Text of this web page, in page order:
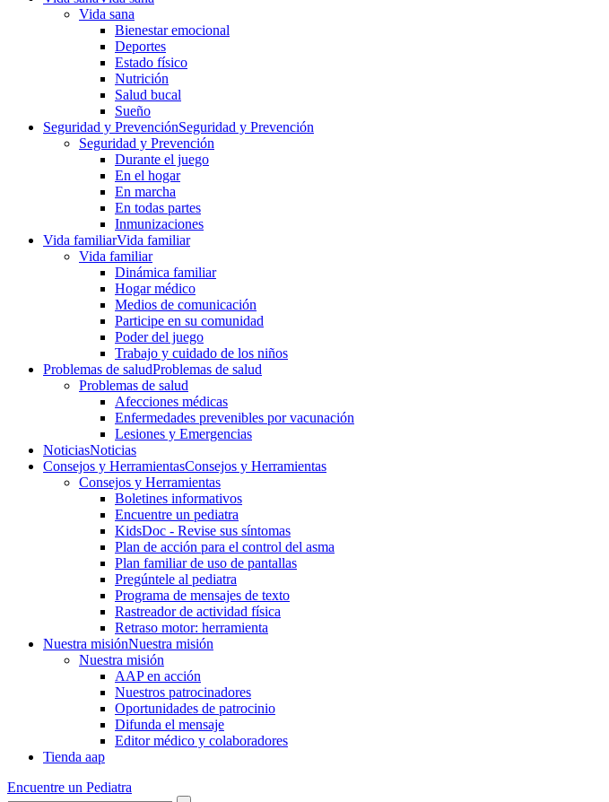
Vida sana
Bienestar emocional
Deportes
Estado físico
Nutrición
Salud bucal
Sueño
Seguridad y PrevenciónSeguridad y Prevención
Seguridad y Prevención
Durante el juego
En el hogar
En marcha
En todas partes
Inmunizaciones
Vida familiarVida familiar
Vida familiar
Dinámica familiar
Hogar médico
Medios de comunicación
Participe en su comunidad
Poder del juego
Trabajo y cuidado de los niños
Problemas de saludProblemas de salud
Problemas de salud
Afecciones médicas
Enfermedades prevenibles por vacunación
Lesiones y Emergencias
NoticiasNoticias
Consejos y HerramientasConsejos y Herramientas
Consejos y Herramientas
Boletines informativos
Encuentre un pediatra
KidsDoc - Revise sus síntomas
Plan de acción para el control del asma
Plan familiar de uso de pantallas
Pregúntele al pediatra
Programa de mensajes de texto
Rastre​​ador de activida​d física
Retraso motor: herramienta
Nuestra misiónNuestra misión
Nuestra misión
AAP en acción
Nuestros patrocinadores
Oportunidades de patrocinio
Difunda el mensaje
Editor médico y colaboradores
Tienda aap
Encuentre un Pediatra